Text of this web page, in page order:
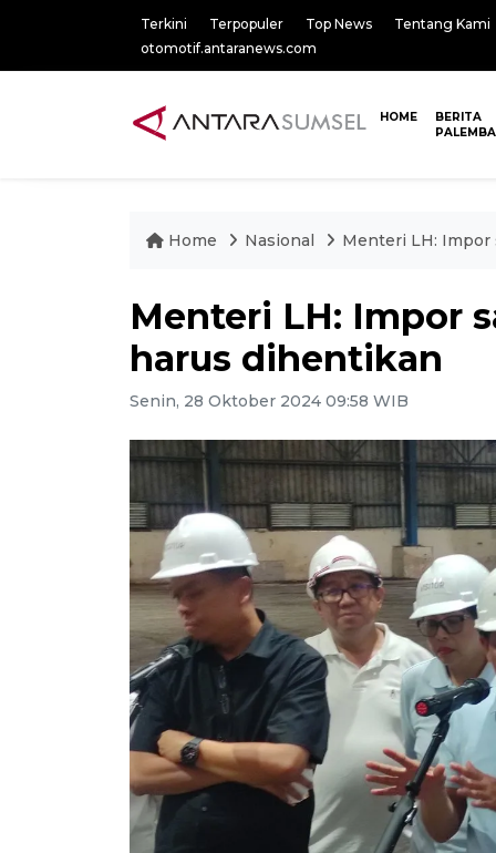
Terkini Terpopuler Top News
Tentang Kami
otomotif.antaranews.com
HOME
BERITA
Home Nasional Menteri LH:
Menteri LH: Impor
harus dihentikan
Senin, 28 Oktober 2024 09:58 WIB